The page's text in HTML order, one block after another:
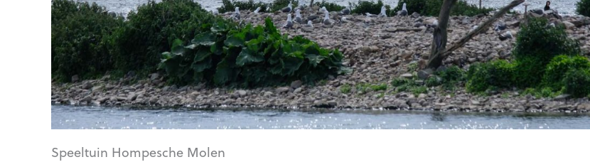
Speeltuin Hompesche Molen